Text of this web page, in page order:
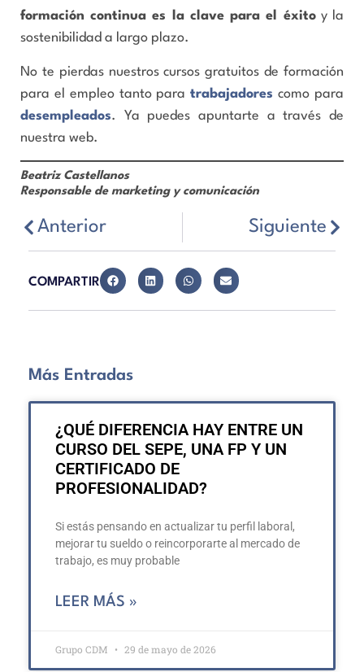
formación continua es la clave para el éxitoy la
sostenibilidad a largo plazo.
No te pierdas nuestros cursos gratuitos de formación
para el empleo tanto paratrabajadores como para
desempleados. Ya puedes apuntarte a través de
nuestra web.
Beatriz Castellanos
Responsable de marketing y comunicación
Anterior Siguiente
COMPARTIR
Más Entradas
¿QUÉ DIFERENCIA HAY ENTRE UN
CURSO DEL SEPE, UNA FP Y UN
CERTIFICADO DE
PROFESIONALIDAD?
Si estás pensando en actualizar tu perfil laboral,
mejorar tu sueldo o reincorporarte al mercado de
trabajo, es muy probable
LEER MÁS »
Grupo CDM 29 de mayo de 2026